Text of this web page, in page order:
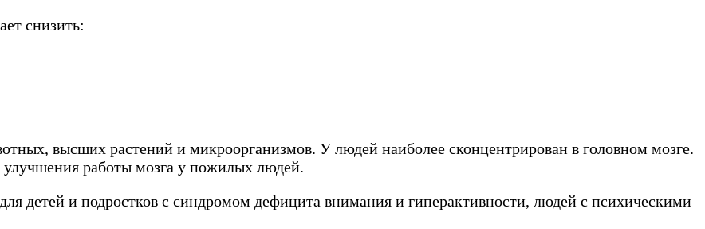
снизить:
высших растений и микроорганизмов. У людей наиболее сконцентрирован в головном мозге.
улучшения работы мозга у пожилых людей.
детей и подростков с синдромом дефицита внимания и гиперактивности, людей с психическими